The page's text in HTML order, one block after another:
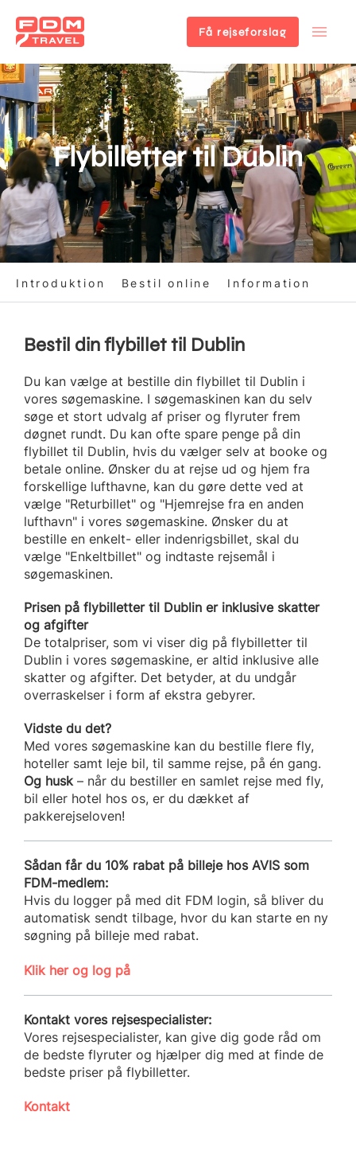
Gå
til
hovedindhold
Få rejseforslag
Flybilletter til Dublin
Introduktion Bestil online Information
Bestil din flybillet til Dublin
Du kan vælge at bestille din flybillet til Dublin i
vores søgemaskine. I søgemaskinen kan du selv
søge et stort udvalg af priser og flyruter frem
døgnet rundt. Du kan ofte spare penge på din
flybillet til Dublin, hvis du vælger selv at booke og
betale online. Ønsker du at rejse ud og hjem fra
forskellige lufthavne, kan du gøre dette ved at
vælge "Returbillet" og "Hjemrejse fra en anden
lufthavn" i vores søgemaskine. Ønsker du at
bestille en enkelt- eller indenrigsbillet, skal du
vælge "Enkeltbillet" og indtaste rejsemål i
søgemaskinen.
Prisen på flybilletter til Dublin er inklusive skatter
og afgifter
De totalpriser, som vi viser dig på flybilletter til
Dublin i vores søgemaskine, er altid inklusive alle
skatter og afgifter. Det betyder, at du undgår
overraskelser i form af ekstra gebyrer.
Vidste du det?
Med vores søgemaskine kan du bestille flere fly,
hoteller samt leje bil, til samme rejse, på én gang.
Og husk – når du bestiller en samlet rejse med fly,
bil eller hotel hos os, er du dækket af
pakkerejseloven!
Sådan får du 10% rabat på billeje hos AVIS som
FDM-medlem:
Hvis du logger på med dit FDM login, så bliver du
automatisk sendt tilbage, hvor du kan starte en ny
søgning på billeje med rabat.
Klik her og log på
Kontakt vores rejsespecialister:
Vores rejsespecialister, kan give dig gode råd om
de bedste flyruter og hjælper dig med at finde de
bedste priser på flybilletter.
Kontakt